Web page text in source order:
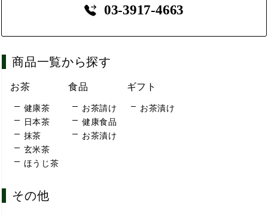
03-3917-4663
商品一覧から探す
お茶
健康茶
日本茶
抹茶
玄米茶
ほうじ茶
食品
お茶請け
健康食品
お茶漬け
ギフト
お茶漬け
その他